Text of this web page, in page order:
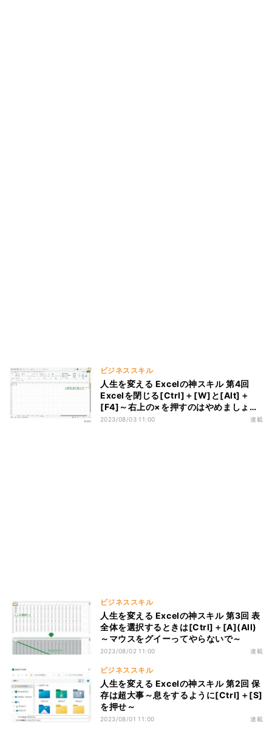
ビジネススキル
人生を変える Excelの神スキル 第4回
Excelを閉じる[Ctrl]＋[W]と[Alt]＋
[F4]～右上の×を押すのはやめましょう
～
2023/08/03 11:00 連載
ビジネススキル
人生を変える Excelの神スキル 第3回 表
全体を選択するときは[Ctrl]＋[A](All)
～マウスをグイーってやらないで～
2023/08/02 11:00 連載
ビジネススキル
人生を変える Excelの神スキル 第2回 保
存は超大事～息をするように[Ctrl]＋[S]
を押せ～
2023/08/01 11:00 連載